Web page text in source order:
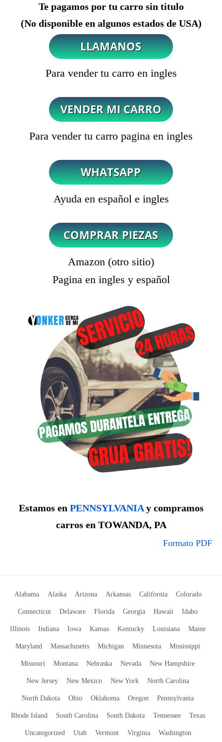
Te pagamos por tu carro sin titulo
(No disponible en algunos estados de USA)
Para vender tu carro en ingles
Para vender tu carro pagina en ingles
Ayuda en español e ingles
Amazon (otro sitio)
Pagina en ingles y español
Estamos en PENNSYLVANIAy compramos
carros en TOWANDA, PA
Formato PDF
Alabama Alaska Arizona Arkansas California Colorado
Connecticut Delaware Florida Georgia Hawaii Idaho
Illinois Indiana Iowa Kansas Kentucky Louisiana Maine
Maryland Massachusetts Michigan Minnesota Mississippi
Missouri Montana Nebraska Nevada New Hampshire
New Jersey New Mexico New York North Carolina
North Dakota Ohio Oklahoma Oregon Pennsylvania
Rhode Island South Carolina South Dakota Tennessee Texas
Uncategorized Utah Vermont Virginia Washington